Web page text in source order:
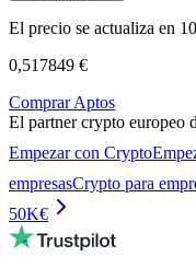
El precio se actualiza en
0,517849 €
Comprar Aptos
El partner crypto europeo
Empezar con Crypto
empresasCrypto para
50K€